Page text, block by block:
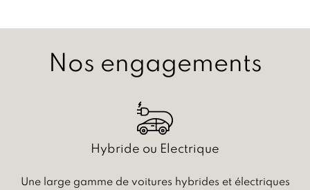
Nos engagements
Hybride ou Electrique
Une large gamme de voitures hybrides et électriques